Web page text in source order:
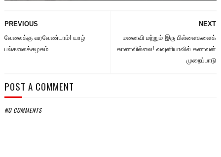
NEXT
மனைவி மற்றும் இரு பிள்ளைகளைக்
காணவில்லை! வவுனியாவில் கணவன்
முறைப்பாடு
PREVIOUS
வேலைக்கு வரவேண்டாம்! யாழ்
பல்கலைக்கழகம்
POST A COMMENT
NO COMMENTS